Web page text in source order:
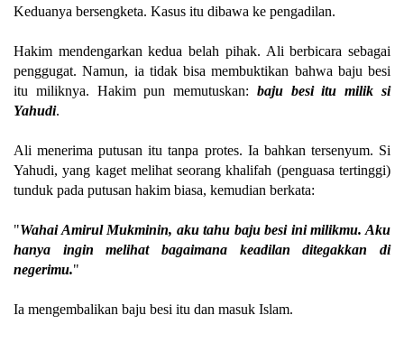
Keduanya bersengketa. Kasus itu dibawa ke pengadilan.
Hakim mendengarkan kedua belah pihak. Ali berbicara sebagai
penggugat. Namun, ia tidak bisa membuktikan bahwa baju besi
itu miliknya. Hakim pun memutuskan: baju besi itu milik si
Yahudi.
Ali menerima putusan itu tanpa protes. Ia bahkan tersenyum. Si
Yahudi, yang kaget melihat seorang khalifah (penguasa tertinggi)
tunduk pada putusan hakim biasa, kemudian berkata:
"Wahai Amirul Mukminin, aku tahu baju besi ini milikmu. Aku
hanya ingin melihat bagaimana keadilan ditegakkan di
negerimu."
Ia mengembalikan baju besi itu dan masuk Islam.